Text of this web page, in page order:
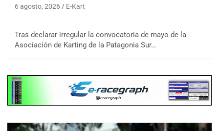
6 agosto, 2026 E-Kart
Tras declarar irregular la convocatoria de mayo de la
Asociación de Karting de la Patagonia Sur…